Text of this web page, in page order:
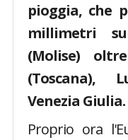
pioggia, che
millimetri
(Molise)
(Toscana),
Venezia Giulia.
Proprio ora